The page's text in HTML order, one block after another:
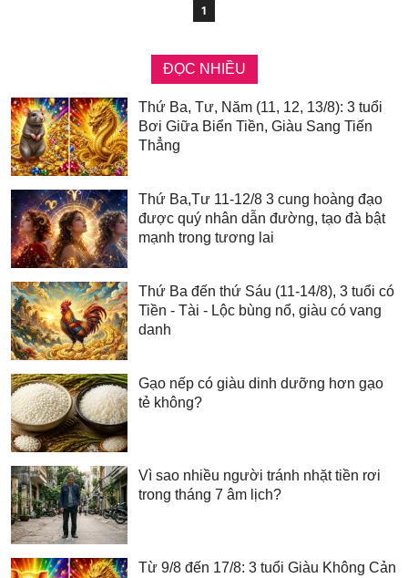
1
ĐỌC NHIỀU
Thứ Ba, Tư, Năm (11, 12, 13/8): 3 tuổi
Bơi Giữa Biển Tiền, Giàu Sang Tiến
Thẳng
Thứ Ba,Tư 11-12/8 3 cung hoàng đạo
được quý nhân dẫn đường, tạo đà bật
mạnh trong tương lai
Thứ Ba đến thứ Sáu (11-14/8), 3 tuổi có
Tiền - Tài - Lộc bùng nổ, giàu có vang
danh
Gạo nếp có giàu dinh dưỡng hơn gạo
tẻ không?
Vì sao nhiều người tránh nhặt tiền rơi
trong tháng 7 âm lịch?
Từ 9/8 đến 17/8: 3 tuổi Giàu Không Cản